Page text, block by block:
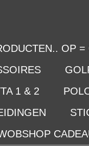
OP =
1 & 2